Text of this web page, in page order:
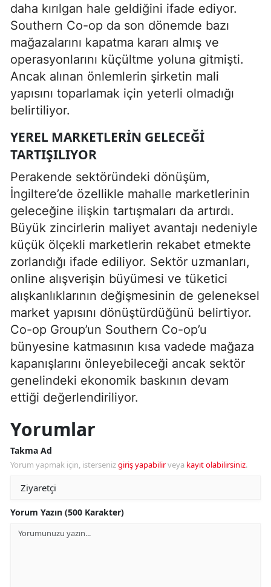
daha kırılgan hale geldiğini ifade ediyor.
Southern Co-op da son dönemde bazı
mağazalarını kapatma kararı almış ve
operasyonlarını küçültme yoluna gitmişti.
Ancak alınan önlemlerin şirketin mali
yapısını toparlamak için yeterli olmadığı
belirtiliyor.
YEREL MARKETLERIN GELECEĞI
TARTIŞILIYOR
Perakende sektöründeki dönüşüm,
İngiltere’de özellikle mahalle marketlerinin
geleceğine ilişkin tartışmaları da artırdı.
Büyük zincirlerin maliyet avantajı nedeniyle
küçük ölçekli marketlerin rekabet etmekte
zorlandığı ifade ediliyor. Sektör uzmanları,
online alışverişin büyümesi ve tüketici
alışkanlıklarının değişmesinin de geleneksel
market yapısını dönüştürdüğünü belirtiyor.
Co-op Group’un Southern Co-op’u
bünyesine katmasının kısa vadede mağaza
kapanışlarını önleyebileceği ancak sektör
genelindeki ekonomik baskının devam
ettiği değerlendiriliyor.
Yorumlar
Takma Ad
Yorum yapmak için, istersenizgiriş yapabilirveya kayıt olabilirsiniz.
Yorum Yazın (500 Karakter)